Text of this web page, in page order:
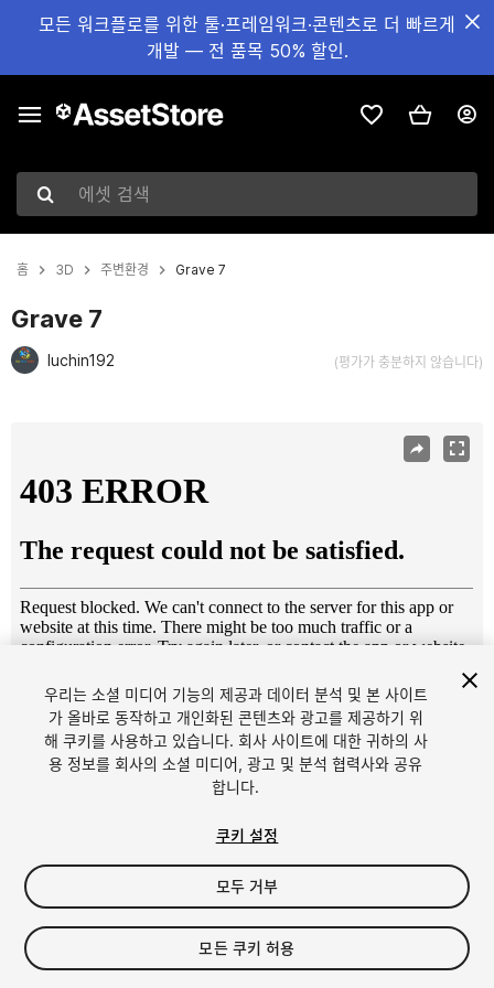
모든 워크플로를 위한 툴·프레임워크·콘텐츠로 더 빠르게
개발 — 전 품목 50% 할인.
에셋 검색
홈 3D 주변환경 Grave 7
Grave 7
luchin192 (평가가 충분하지 않습니다)
1/7
$4.99
세금/부가세는 결제 시 반영됩니다.
우리는 소셜 미디어 기능의 제공과 데이터 분석 및 본 사이트
가 올바로 동작하고 개인화된 콘텐츠와 광고를 제공하기 위
해 쿠키를 사용하고 있습니다. 회사 사이트에 대한 귀하의 사
용 정보를 회사의 소셜 미디어, 광고 및 분석 협력사와 공유
합니다.
쿠키 설정
모두 거부
모든 쿠키 허용